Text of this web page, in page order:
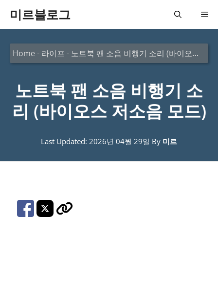
미르블로그 메
뉴
Home - 라이프 - 노트북 팬 소음 비행기 소리 (바이오스 저소음 모드)
노트북 팬 소음 비행기 소
리 (바이오스 저소음 모드)
Last Updated: 2026년 04월 29일 By 미르